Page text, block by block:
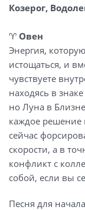
Козерог,
♈️ Овен
Энергия,
истощаться, и
чувствуете
находясь в
но Луна в
каждое решение
сейчас
скорости, а в
конфликт с
собой, если вы
Песня для